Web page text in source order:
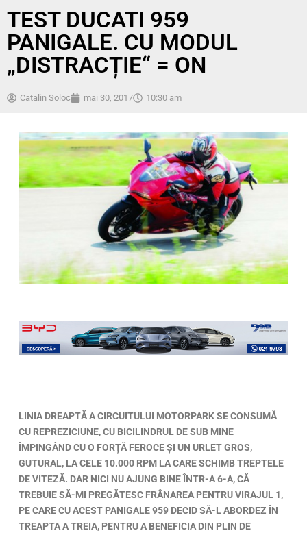
TEST DUCATI 959
PANIGALE. CU MODUL
„DISTRACȚIE“ = ON
Catalin Soloc mai 30, 2017 10:30 am
LINIA DREAPTĂ A CIRCUITULUI MOTORPARK SE CONSUMĂ
CU REPREZICIUNE, CU BICILINDRUL DE SUB MINE
ÎMPINGÂND CU O FORȚĂ FEROCE ȘI UN URLET GROS,
GUTURAL, LA CELE 10.000 RPM LA CARE SCHIMB TREPTELE
DE VITEZĂ. DAR NICI NU AJUNG BINE ÎNTR-A 6-A, CĂ
TREBUIE SĂ-MI PREGĂTESC FRÂNAREA PENTRU VIRAJUL 1,
PE CARE CU ACEST PANIGALE 959 DECID SĂ-L ABORDEZ ÎN
TREAPTA A TREIA, PENTRU A BENEFICIA DIN PLIN DE